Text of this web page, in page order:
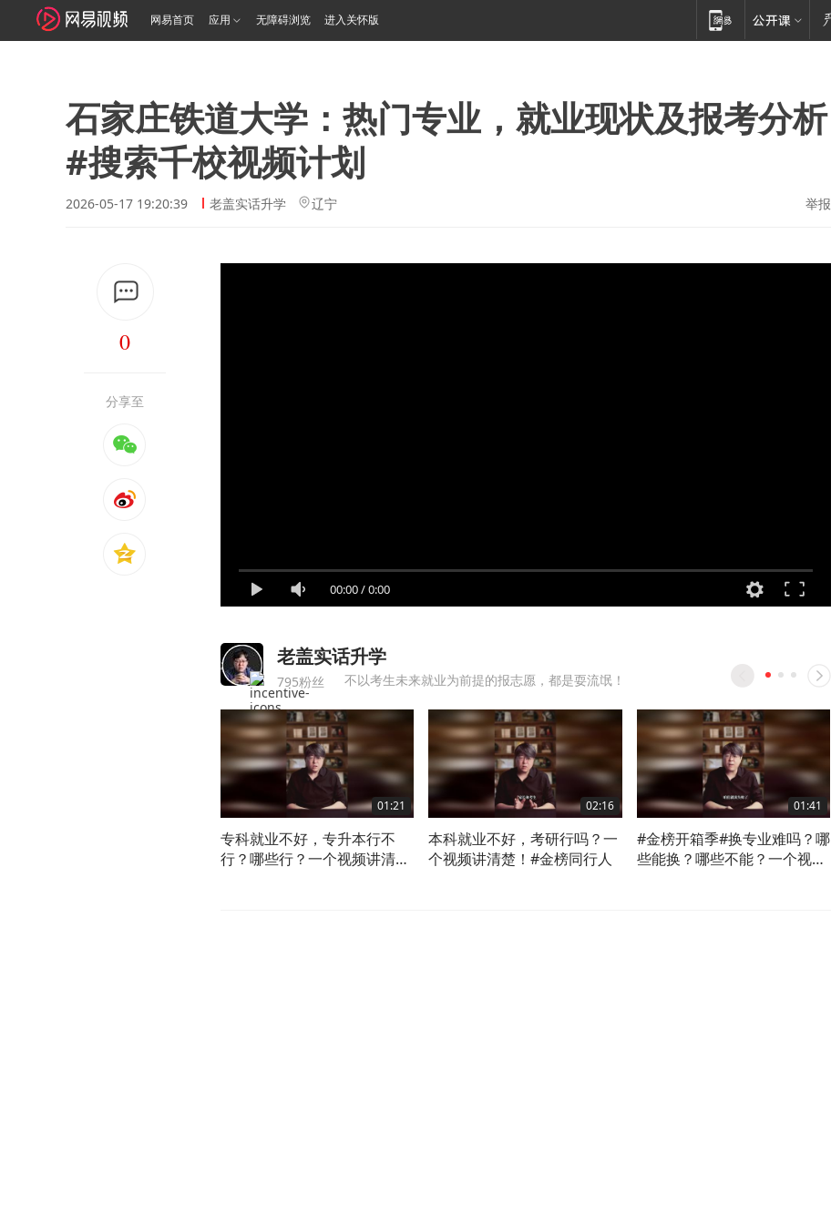
网易首页 应用 无障碍浏览 进入关怀版
石家庄铁道大学：热门专业，就业现状及报考分析
#搜索千校视频计划
2026-05-17 19:20:39 老盖实话升学 辽宁 举报
0
分享至
00:00/0:00
老盖实话升学
795粉丝 不以考生未来就业为前提的报志愿，都是耍流氓！
01:21
专科就业不好，专升本行不
行？哪些行？一个视频讲清
02:16
本科就业不好，考研行吗？一
个视频讲清楚！#金榜同行人
01:41
#金榜开箱季#换专业难吗？哪
些能换？哪些不能？一个视频